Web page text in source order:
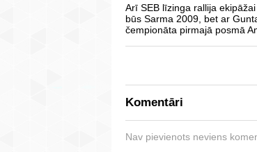
Arī SEB līzinga rallija
būs Sarma 2009, bet ar
čempionāta pirmajā posmā
Komentāri
Nav pievienots neviens